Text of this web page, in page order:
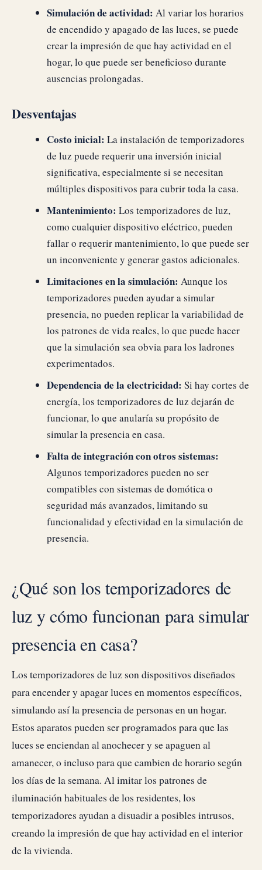
Simulación de actividad: Al variar los horarios
de encendido y apagado de las luces, se puede
crear la impresión de que hay actividad en el
hogar, lo que puede ser beneficioso durante
ausencias prolongadas.
Desventajas
Costo inicial: La instalación de temporizadores
de luz puede requerir una inversión inicial
significativa, especialmente si se necesitan
múltiples dispositivos para cubrir toda la casa.
Mantenimiento: Los temporizadores de luz,
como cualquier dispositivo eléctrico, pueden
fallar o requerir mantenimiento, lo que puede ser
un inconveniente y generar gastos adicionales.
Limitaciones en la simulación: Aunque los
temporizadores pueden ayudar a simular
presencia, no pueden replicar la variabilidad de
los patrones de vida reales, lo que puede hacer
que la simulación sea obvia para los ladrones
experimentados.
Dependencia de la electricidad: Si hay cortes de
energía, los temporizadores de luz dejarán de
funcionar, lo que anularía su propósito de
simular la presencia en casa.
Falta de integración con otros sistemas:
Algunos temporizadores pueden no ser
compatibles con sistemas de domótica o
seguridad más avanzados, limitando su
funcionalidad y efectividad en la simulación de
presencia.
¿Qué son los temporizadores de
luz y cómo funcionan para simular
presencia en casa?
Los temporizadores de luz son dispositivos diseñados
para encender y apagar luces en momentos específicos,
simulando así la presencia de personas en un hogar.
Estos aparatos pueden ser programados para que las
luces se enciendan al anochecer y se apaguen al
amanecer, o incluso para que cambien de horario según
los días de la semana. Al imitar los patrones de
iluminación habituales de los residentes, los
temporizadores ayudan a disuadir a posibles intrusos,
creando la impresión de que hay actividad en el interior
de la vivienda.